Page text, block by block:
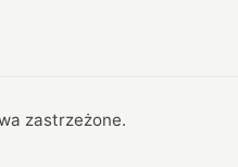
zastrzeżone.